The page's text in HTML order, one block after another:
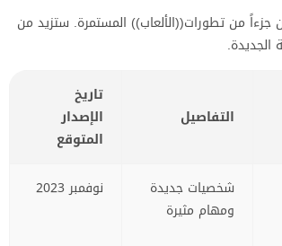
جزءاً من تطورات((الألعاب)) المستمرة. ستزيد من
الجديدة.
التفاصيل
تاريخ
الإصدار
المتوقع
شخصيات جديدة
ومهام مثيرة
نوفمبر 2023